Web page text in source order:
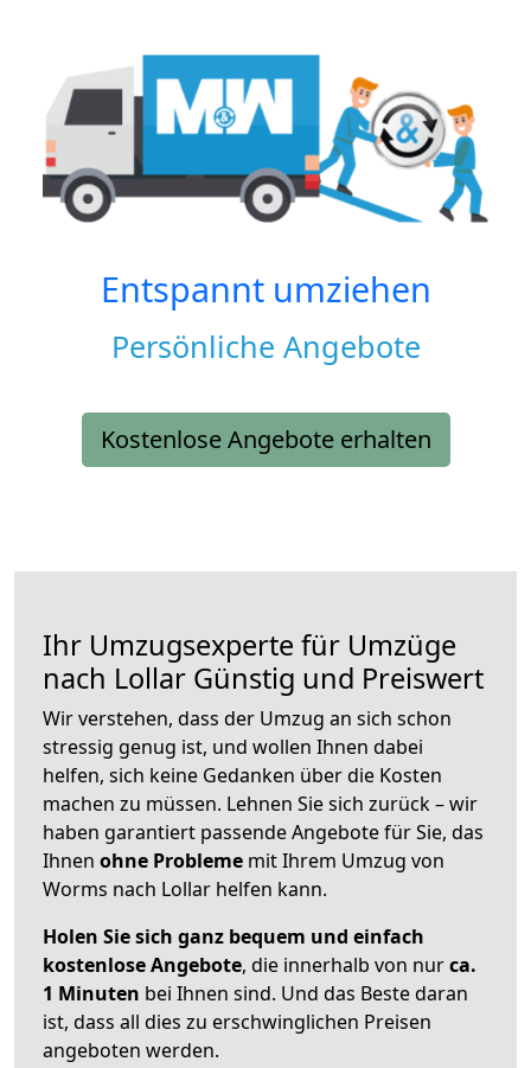
Entspannt umziehen
Persönliche Angebote
Kostenlose Angebote erhalten
Ihr Umzugsexperte für Umzüge
nach Lollar Günstig und Preiswert
Wir verstehen, dass der Umzug an sich schon
stressig genug ist, und wollen Ihnen dabei
helfen, sich keine Gedanken über die Kosten
machen zu müssen. Lehnen Sie sich zurück – wir
haben garantiert passende Angebote für Sie, das
Ihnen ohne Probleme mit Ihrem Umzug von
Worms nach Lollar helfen kann.
Holen Sie sich ganz bequem und einfach
kostenlose Angebote, die innerhalb von nurca.
1 Minuten bei Ihnen sind. Und das Beste daran
ist, dass all dies zu erschwinglichen Preisen
angeboten werden.